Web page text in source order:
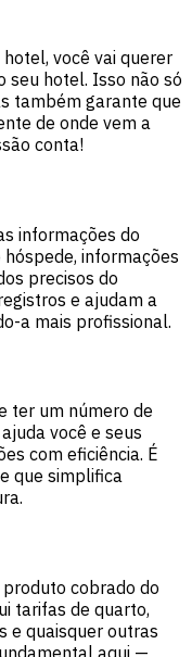
você vai querer
seu hotel. Isso não só
também garante que
de onde vem a
conta!
informações do
informações
precisos do
e ajudam a
a mais profissional.
ter um número de
você e seus
com eficiência. É
que simplifica
cobrado do
tarifas de quarto,
e quaisquer outras
aqui —